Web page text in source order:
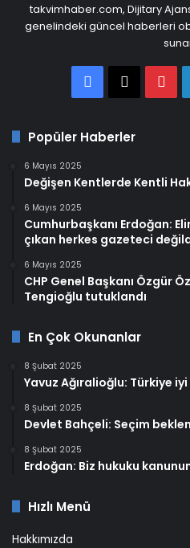
takvimhaber.com, Dijitary
genelindeki güncel haberleri
Facebook
X
Popüler Haberler
6 Mayıs 2025
Değişen Kentlerde Kentli
6 Mayıs 2025
Cumhurbaşkanı Erdoğan:
çıkan herkes gazeteci
6 Mayıs 2025
CHP Genel Başkanı Özgür
Tengioğlu tutuklandı
En Çok Okunanlar
8 Şubat 2025
Yavuz Ağıralioğlu: Türkiye
8 Şubat 2025
Devlet Bahçeli: Seçim
8 Şubat 2025
Erdoğan: Biz hukuku
Hızlı Menü
Hakkımızda